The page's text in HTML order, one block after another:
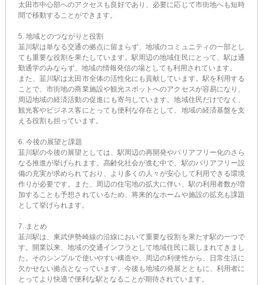
太田市中心部へのアクセスも良好であり、必要に応じて市街地へも短時
間で移動することができます。
5. 地域とのつながりと役割
韮川駅は単なる交通の拠点に留まらず、地域のコミュニティの一部とし
ても重要な役割を果たしています。駅周辺の地域住民にとって、駅は通
勤通学のみならず、地域の情報発信の場としても利用されています。
また、韮川駅は太田市全体の活性化にも貢献しています。駅を利用する
ことで、市街地の商業施設や観光スポットへのアクセスが容易になり、
周辺地域の経済活動の促進にも寄与しています。地域住民だけでなく、
観光客やビジネス客にとっても便利な存在として、地域の経済基盤を支
える役割も担っています。
6. 今後の展望と課題
韮川駅の今後の展望としては、駅周辺の再開発やバリアフリー化のさら
なる推進が挙げられます。高齢化社会が進む中で、駅のバリアフリー設
備の充実が求められており、より多くの人々が安心して利用できる環境
作りが必要です。また、周辺の住宅地の拡大に伴い、駅の利用者数が増
加することも予想されているため、将来的なホームや施設の拡充も課題
として挙げられます。
7. まとめ
韮川駅は、東武伊勢崎線の沿線において重要な役割を果たす駅の一つで
す。開業以来、地域の交通インフラとして地域住民に親しまれてきまし
た。そのシンプルで使いやすい構造や、周辺の利便性から、日常生活に
欠かせない拠点となっています。今後も地域の発展とともに、利用者に
とってより快適で便利な駅となることが期待されています。